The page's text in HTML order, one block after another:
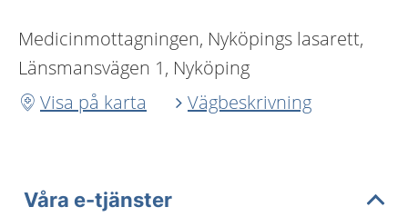
Medicinmottagningen, Nyköpings lasarett,
Länsmansvägen 1, Nyköping
Visa på karta
Vägbeskrivning
Våra e-tjänster